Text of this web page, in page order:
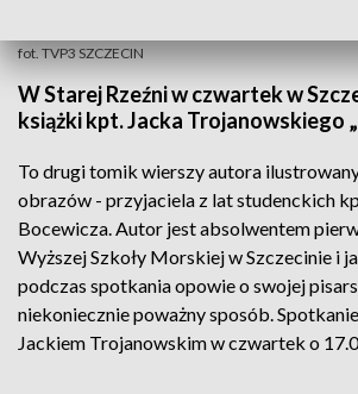
fot. TVP3 SZCZECIN
W Starej Rzeźni w czwartek w
książki kpt. Jacka Trojanowskiego
To drugi tomik wierszy autora
obrazów - przyjaciela z lat studenckich
Bocewicza. Autor jest absolwentem
Wyższej Szkoły Morskiej w Szczecinie i
podczas spotkania opowie o swojej
niekoniecznie poważny sposób.
Jackiem Trojanowskim w czwartek o